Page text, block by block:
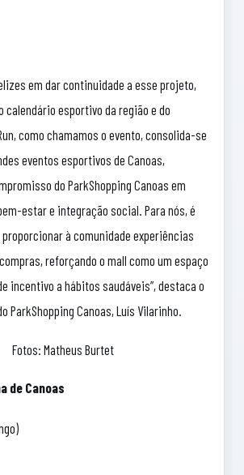
em dar continuidade a esse projeto,
calendário esportivo da região e do
como chamamos o evento, consolida-se
eventos esportivos de Canoas,
do ParkShopping Canoas em
estar e integração social. Para nós, é
à comunidade experiências
reforçando o mall como um espaço
incentivo a hábitos saudáveis”, destaca o
ParkShopping Canoas, Luís Vilarinho.
Fotos: Matheus Burtet
de Canoas